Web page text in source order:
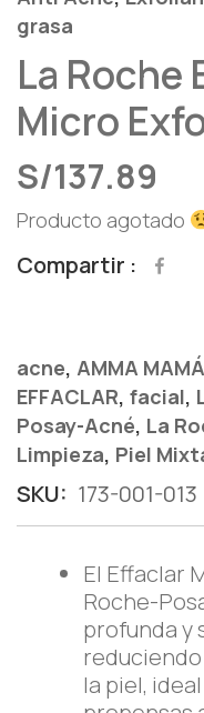
grasa
La Roche
Micro
S/137.89
Producto agotado
Compartir
acne, AMMA MAMÁ
EFFACLAR, facial,
Posay-Acné, La
Limpieza, Piel
SKU: 173-001-013
El Effaclar
Roche-
profunda y
la piel,